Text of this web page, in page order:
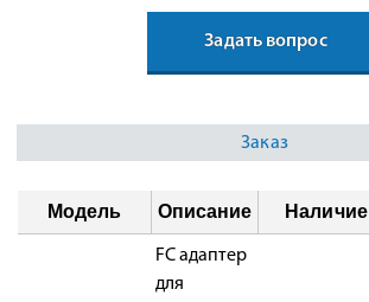
Задать вопрос
Заказ
Модель Описание Наличие
FC адаптер
для